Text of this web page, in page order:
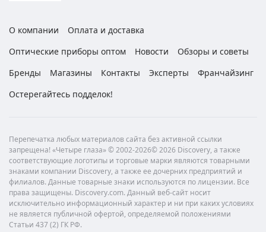
О компании
Оплата и доставка
Оптические приборы оптом
Новости
Обзоры и советы
Бренды
Магазины Контакты Эксперты
Франчайзинг
Остерегайтесь подделок!
Перепечатка любых материалов сайта без активной ссылки
запрещена! «Четыре глаза» © 2002-2026© 2026 Discovery, а также
соответствующие логотипы и торговые марки являются товарными
знаками компании Discovery, а также ее дочерних предприятий и
филиалов. Данные товарные знаки используются по лицензии. Все
права защищены. Discovery.com. Данный веб-сайт носит
исключительно информационный характер и ни при каких условиях
не является публичной офертой, определяемой положениями
Статьи 437 (2) ГК РФ.